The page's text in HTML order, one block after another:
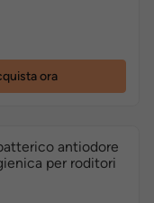
ora
antiodore
per roditori